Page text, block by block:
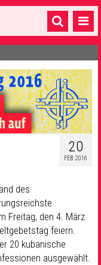
20
FEB. 2016
des
Freitag, den 4. März
feiern.
20 kubanische
ausgewählt.